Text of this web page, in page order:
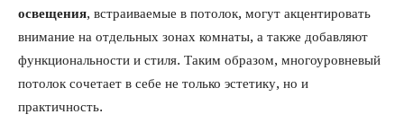
освещения, встраиваемые в потолок, могут акцентировать
внимание на отдельных зонах комнаты, а также добавляют
функциональности и стиля. Таким образом, многоуровневый
потолок сочетает в себе не только эстетику, но и
практичность.